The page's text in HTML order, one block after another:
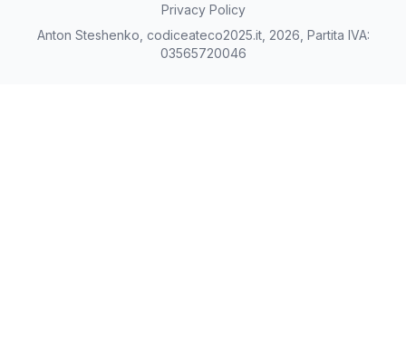
Privacy Policy
Anton Steshenko, codiceateco2025.it, 2026, Partita IVA:
03565720046